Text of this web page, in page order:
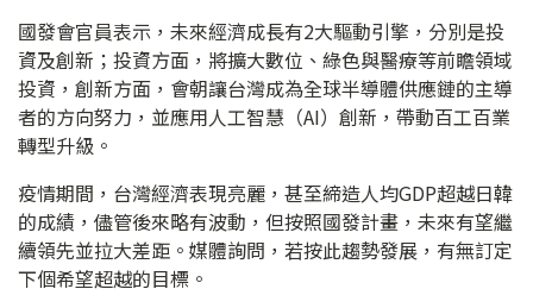
國發會官員表示，未來經濟成長有2大驅動引擎，分別是投
資及創新；投資方面，將擴大數位、綠色與醫療等前瞻領域
投資，創新方面，會朝讓台灣成為全球半導體供應鏈的主導
者的方向努力，並應用人工智慧（AI）創新，帶動百工百業
轉型升級。
疫情期間，台灣經濟表現亮麗，甚至締造人均GDP超越日韓
的成績，儘管後來略有波動，但按照國發計畫，未來有望繼
續領先並拉大差距。媒體詢問，若按此趨勢發展，有無訂定
下個希望超越的目標。